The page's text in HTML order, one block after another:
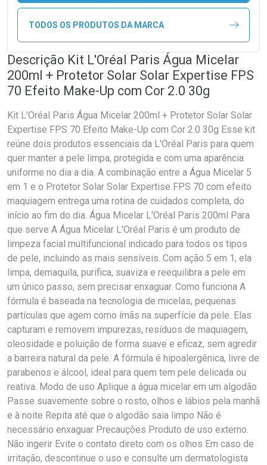
TODOS OS PRODUTOS DA MARCA
Descrição Kit L'Oréal Paris Água Micelar
200ml + Protetor Solar Solar Expertise FPS
70 Efeito Make-Up com Cor 2.0 30g
Kit L'Oréal Paris Água Micelar 200ml + Protetor Solar Solar
Expertise FPS 70 Efeito Make-Up com Cor 2.0 30g Esse kit
reúne dois produtos essenciais da L'Oréal Paris para quem
quer manter a pele limpa, protegida e com uma aparência
uniforme no dia a dia. A combinação entre a Água Micelar 5
em 1 e o Protetor Solar Solar Expertise FPS 70 com efeito
maquiagem entrega uma rotina de cuidados completa, do
início ao fim do dia. Água Micelar L'Oréal Paris 200ml Para
que serve A Água Micelar L'Oréal Paris é um produto de
limpeza facial multifuncional indicado para todos os tipos
de pele, incluindo as mais sensíveis. Com ação 5 em 1, ela
limpa, demaquila, purifica, suaviza e reequilibra a pele em
um único passo, sem precisar enxaguar. Como funciona A
fórmula é baseada na tecnologia de micelas, pequenas
partículas que agem como ímãs na superfície da pele. Elas
capturam e removem impurezas, resíduos de maquiagem,
oleosidade e poluição de forma suave e eficaz, sem agredir
a barreira natural da pele. A fórmula é hipoalergênica, livre de
parabenos e álcool, ideal para quem tem pele delicada ou
reativa. Modo de uso Aplique a água micelar em um algodão
Passe suavemente sobre o rosto, olhos e lábios pela manhã
e à noite Repita até que o algodão saia limpo Não é
necessário enxaguar Precauções Produto de uso externo.
Não ingerir Evite o contato direto com os olhos Em caso de
irritação, descontinue o uso e consulte um dermatologista